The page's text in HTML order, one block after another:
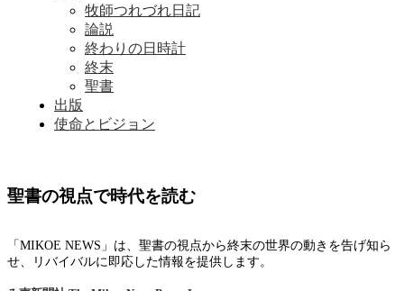
牧師つれづれ日記
論説
終わりの日時計
終末
聖書
出版
使命とビジョン
聖書の視点で時代を読む
「MIKOE NEWS」は、聖書の視点から終末の世界の動きを告げ知ら
せ、リバイバルに即応した情報を提供します。